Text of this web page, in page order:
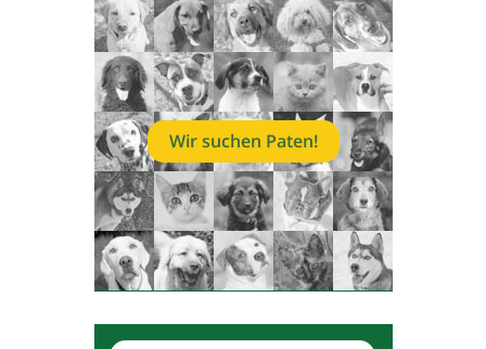
Wir suchen Paten!